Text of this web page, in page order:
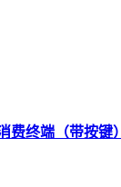
费终端（带按键）